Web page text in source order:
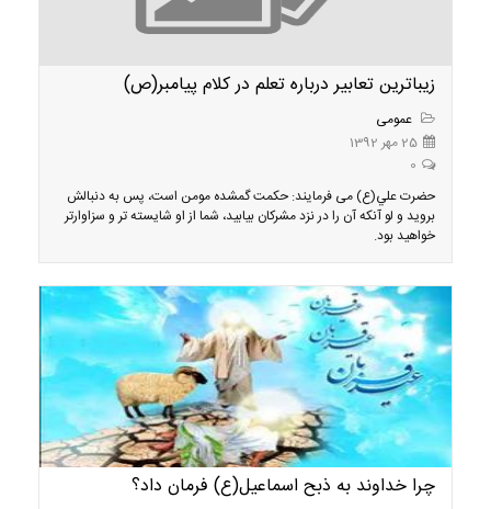
زیباترین تعابیر درباره تعلم در کلام پیامبر(ص)
عمومی
25 مهر 1392
0
حضرت علي(ع) می فرمایند: حكمت گمشده مومن است، پس به دنبالش
برويد و لو آنكه آن را در نزد مشركان بيابيد، شما از او شايسته تر و سزاوارتر
خواهيد بود.
چرا خداوند به ذبح اسماعیل(ع) فرمان داد؟